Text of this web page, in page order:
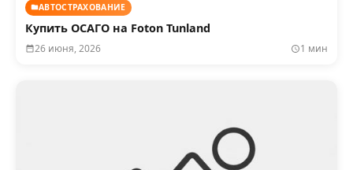
АВТОСТРАХОВАНИЕ
Купить ОСАГО на Foton Tunland
26 июня, 2026 1 мин